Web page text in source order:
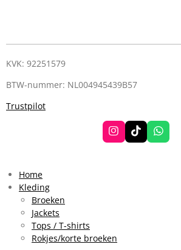
KVK: 92251579
BTW-nummer: NL004945439B57
Trustpilot
I
n
T
i
W
h
Home
Kleding
Broeken
Jackets
Tops / T-shirts
Rokjes/korte broeken